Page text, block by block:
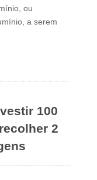
ou
a serem
100
2